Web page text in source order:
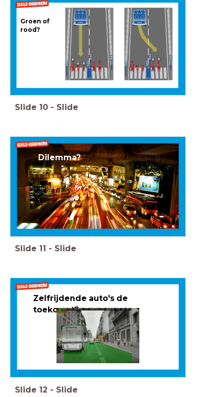
Groen of
rood?
Slide 10 - Slide
Dilemma?
Slide 11 - Slide
Zelfrijdende auto's de
toekomst?
Slide 12 - Slide